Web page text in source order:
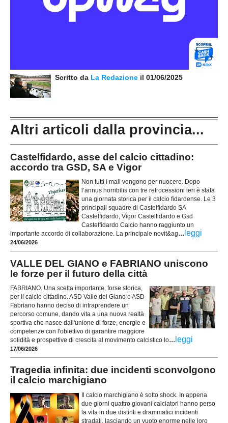
Scritto da La Redazione il 01/06/2025
Altri articoli dalla provincia...
Castelfidardo, asse del calcio cittadino:
accordo tra GSD, SA e Vigor
Non tutti i mali vengono per nuocere. Dopo
l’annus horribilis con tre retrocessioni ieri è stata
una giornata storica per il calcio fidardense. Le 3
principali squadre di Castelfidardo SA
Castelfidardo, Vigor Castelfidardo e Gsd
Castelfidardo Calcio hanno raggiunto un
importante accordo di collaborazione. La principale novit&ag... leggi
24/06/2026
VALLE DEL GIANO e FABRIANO uniscono
le forze per il futuro della città
FABRIANO. Una scelta importante, forse storica,
per il calcio cittadino. ASD Valle del Giano e ASD
Fabriano hanno deciso di intraprendere un
percorso comune, dando vita a una nuova realtà
sportiva che nasce dall'unione di forze, energie e
competenze con l'obiettivo di garantire maggiore
solidità e prospettive di crescita al movimento calcistico lo... leggi
17/06/2026
Tragedia infinita: due incidenti sconvolgono
il calcio marchigiano
Il calcio marchigiano è sotto shock. In appena
due giorni quattro giovani calciatori hanno perso
la vita in due distinti e drammatici incidenti
stradali, lasciando un vuoto enorme nelle loro